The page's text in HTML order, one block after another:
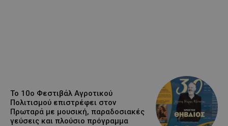
Το 10ο Φεστιβάλ Αγροτικού
Πολιτισμού επιστρέφει στον
Πρωταρά με μουσική, παραδοσιακές
γεύσεις και πλούσιο πρόγραμμα